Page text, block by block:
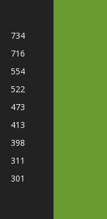
734
716
554
522
473
413
398
311
301